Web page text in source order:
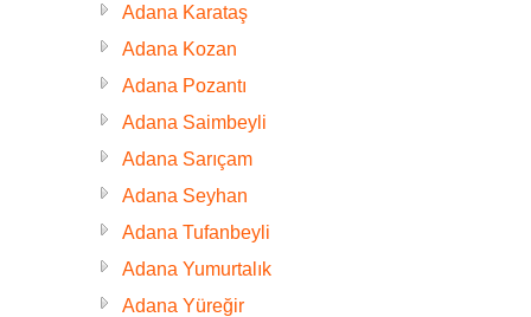
Adana Karataş
Adana Kozan
Adana Pozantı
Adana Saimbeyli
Adana Sarıçam
Adana Seyhan
Adana Tufanbeyli
Adana Yumurtalık
Adana Yüreğir